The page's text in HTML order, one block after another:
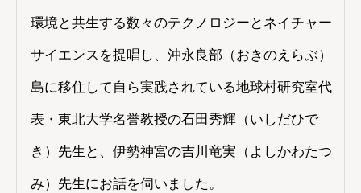
環境と共生する数々のテクノロジーとネイチャー
サイエンスを提唱し、沖永良部（おきのえらぶ）
島に移住して自ら実践されている地球村研究室代
表・東北大学名誉教授の石田秀輝（いしだひで
き）先生と、伊勢神宮の吉川竜実（よしかわたつ
み）先生にお話を伺いました。